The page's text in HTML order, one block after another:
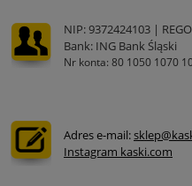
NIP: 9372424103 |
Bank: ING Bank Śląski
Nr konta: 80 1050 1070
Adres e-mail:
Instagram kaski.com